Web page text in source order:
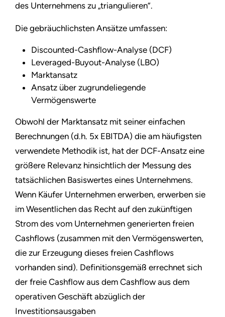
des Unternehmens zu „triangulieren”.
Die gebräuchlichsten Ansätze umfassen:
Discounted-Cashflow-Analyse (DCF)
Leveraged-Buyout-Analyse (LBO)
Marktansatz
Ansatz über zugrundeliegende
Vermögenswerte
Obwohl der Marktansatz mit seiner einfachen
Berechnungen (d.h. 5x EBITDA) die am häufigsten
verwendete Methodik ist, hat der DCF-Ansatz eine
größere Relevanz hinsichtlich der Messung des
tatsächlichen Basiswertes eines Unternehmens.
Wenn Käufer Unternehmen erwerben, erwerben sie
im Wesentlichen das Recht auf den zukünftigen
Strom des vom Unternehmen generierten freien
Cashflows (zusammen mit den Vermögenswerten,
die zur Erzeugung dieses freien Cashflows
vorhanden sind). Definitionsgemäß errechnet sich
der freie Cashflow aus dem Cashflow aus dem
operativen Geschäft abzüglich der
Investitionsausgaben